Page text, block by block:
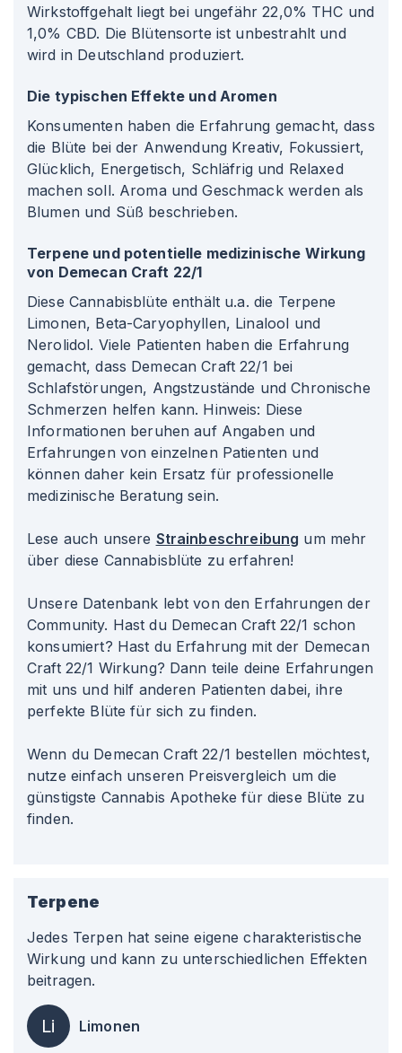
Wirkstoffgehalt liegt bei ungefähr 22,0% THC und
1,0% CBD. Die Blütensorte ist unbestrahlt und
wird in Deutschland produziert.
Die typischen Effekte und Aromen
Konsumenten haben die Erfahrung gemacht, dass
die Blüte bei der Anwendung Kreativ, Fokussiert,
Glücklich, Energetisch, Schläfrig und Relaxed
machen soll. Aroma und Geschmack werden als
Blumen und Süß beschrieben.
Terpene und potentielle medizinische Wirkung
von Demecan Craft 22/1
Diese Cannabisblüte enthält u.a. die Terpene
Limonen, Beta-Caryophyllen, Linalool und
Nerolidol. Viele Patienten haben die Erfahrung
gemacht, dass Demecan Craft 22/1 bei
Schlafstörungen, Angstzustände und Chronische
Schmerzen helfen kann. Hinweis: Diese
Informationen beruhen auf Angaben und
Erfahrungen von einzelnen Patienten und
können daher kein Ersatz für professionelle
medizinische Beratung sein.
Lese auch unsere Strainbeschreibung um mehr
über diese Cannabisblüte zu erfahren!
Unsere Datenbank lebt von den Erfahrungen der
Community. Hast du Demecan Craft 22/1 schon
konsumiert? Hast du Erfahrung mit der Demecan
Craft 22/1 Wirkung? Dann teile deine Erfahrungen
mit uns und hilf anderen Patienten dabei, ihre
perfekte Blüte für sich zu finden.
Wenn du Demecan Craft 22/1 bestellen möchtest,
nutze einfach unseren Preisvergleich um die
günstigste Cannabis Apotheke für diese Blüte zu
finden.
Terpene
Jedes Terpen hat seine eigene charakteristische
Wirkung und kann zu unterschiedlichen Effekten
beitragen.
Li Limonen